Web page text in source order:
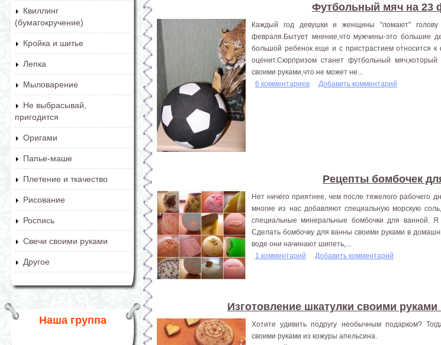
Квиллинг
(бумагокручение)
Кройка и шитье
Лепка
Мыловарение
Не выбрасывай,
пригодится
Оригами
Папье-маше
Плетение и ткачество
Рисование
Роспись
Свечи своими руками
Другое
Наша группа
Футбольный мяч на 23
Каждый год девушки и женщины "ломают"
февраля.Бытует мнение,что мужчины-это большие
большой ребенок еще и с пристрастием относится к
оценит.Сюрпризом станет футбольный
своими руками,что не может не...
6 комментариев
Добавить комментарий
Рецепты бомбочек
Нет ничего приятнее, чем после тяжелого рабочего
многие из нас добавляют специальную морскую
специальные минеральные бомбочки для ванной.
Сделать бомбочку для ванны своими руками в
воде они начинают шипеть,...
1 комментарий
Добавить комментарий
Изготовление шкатулки своими
Хотите удивить подругу необычным подарком?
своими руками из кожуры апельсина.